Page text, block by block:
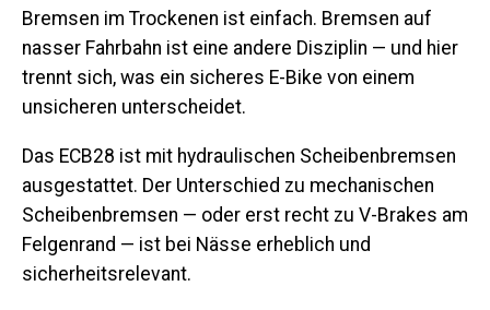
Bremsen im Trockenen ist einfach. Bremsen auf
nasser Fahrbahn ist eine andere Disziplin — und hier
trennt sich, was ein sicheres E-Bike von einem
unsicheren unterscheidet.
Das ECB28 ist mit hydraulischen Scheibenbremsen
ausgestattet. Der Unterschied zu mechanischen
Scheibenbremsen — oder erst recht zu V-Brakes am
Felgenrand — ist bei Nässe erheblich und
sicherheitsrelevant.